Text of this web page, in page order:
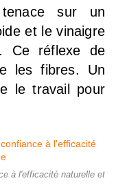
sur un
et le vinaigre
Ce réflexe de
les fibres. Un
le travail pour
à l'efficacité naturelle et